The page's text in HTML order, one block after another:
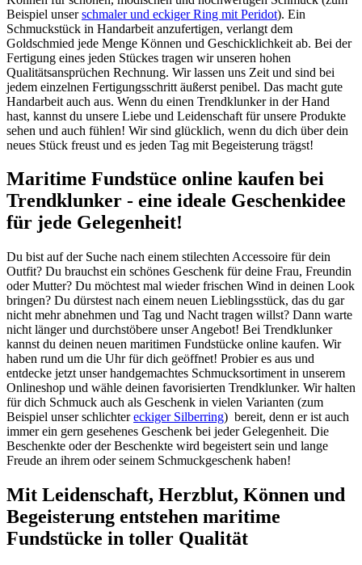
Beispiel unserschmaler und eckiger Ring mit Peridot). Ein
Schmuckstück in Handarbeit anzufertigen, verlangt dem
Goldschmied jede Menge Können und Geschicklichkeit ab. Bei der
Fertigung eines jeden Stückes tragen wir unseren hohen
Qualitätsansprüchen Rechnung. Wir lassen uns Zeit und sind bei
jedem einzelnen Fertigungsschritt äußerst penibel. Das macht gute
Handarbeit auch aus. Wenn du einen Trendklunker in der Hand
hast, kannst du unsere Liebe und Leidenschaft für unsere Produkte
sehen und auch fühlen! Wir sind glücklich, wenn du dich über dein
neues Stück freust und es jeden Tag mit Begeisterung trägst!
Maritime Fundstüce online kaufen bei
Trendklunker - eine ideale Geschenkidee
für jede Gelegenheit!
Du bist auf der Suche nach einem stilechten Accessoire für dein
Outfit? Du brauchst ein schönes Geschenk für deine Frau, Freundin
oder Mutter? Du möchtest mal wieder frischen Wind in deinen Look
bringen? Du dürstest nach einem neuen Lieblingsstück, das du gar
nicht mehr abnehmen und Tag und Nacht tragen willst? Dann warte
nicht länger und durchstöbere unser Angebot! Bei Trendklunker
kannst du deinen neuen maritimen Fundstücke online kaufen. Wir
haben rund um die Uhr für dich geöffnet! Probier es aus und
entdecke jetzt unser handgemachtes Schmucksortiment in unserem
Onlineshop und wähle deinen favorisierten Trendklunker. Wir halten
für dich Schmuck auch als Geschenk in vielen Varianten (zum
Beispiel unser schlichtereckiger Silberring) bereit, denn er ist auch
immer ein gern gesehenes Geschenk bei jeder Gelegenheit. Die
Beschenkte oder der Beschenkte wird begeistert sein und lange
Freude an ihrem oder seinem Schmuckgeschenk haben!
Mit Leidenschaft, Herzblut, Können und
Begeisterung entstehen maritime
Fundstücke in toller Qualität